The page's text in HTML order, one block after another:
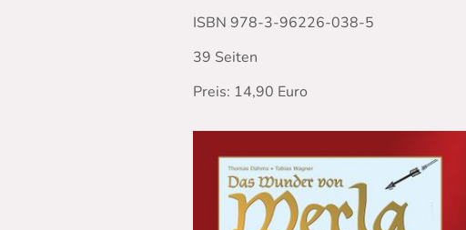
ISBN 978-3-96226-038-5
39 Seiten
Preis: 14,90 Euro